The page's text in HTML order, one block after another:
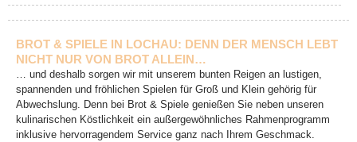
BROT & SPIELE IN LOCHAU: DENN DER MENSCH LEBT
NICHT NUR VON BROT ALLEIN…
… und deshalb sorgen wir mit unserem bunten Reigen an lustigen,
spannenden und fröhlichen Spielen für Groß und Klein gehörig für
Abwechslung. Denn bei Brot & Spiele genießen Sie neben unseren
kulinarischen Köstlichkeit ein außergewöhnliches Rahmenprogramm
inklusive hervorragendem Service ganz nach Ihrem Geschmack.